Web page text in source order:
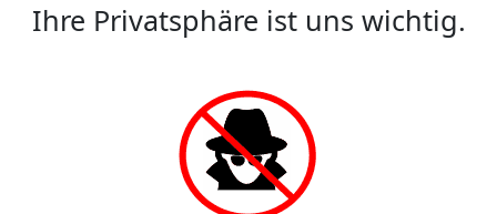
Ihre Privatsphäre ist uns wichtig.